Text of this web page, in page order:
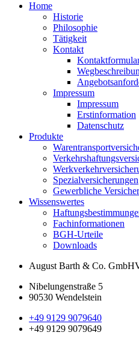
Home
Historie
Philosophie
Tätigkeit
Kontakt
Impressum
Impressum
Erstinformation
Datenschutz
Produkte
Spezialversicherungen
Gewerbliche
Wissenswertes
Fachinformationen
BGH-Urteile
Downloads
August Barth & Co. GmbH
Nibelungenstraße 5
90530 Wendelstein
+49 9129 9079640
+49 9129 9079649